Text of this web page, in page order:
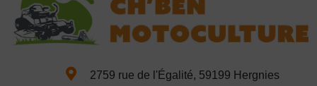
2759 rue de l'Égalité, 59199 Hergnies